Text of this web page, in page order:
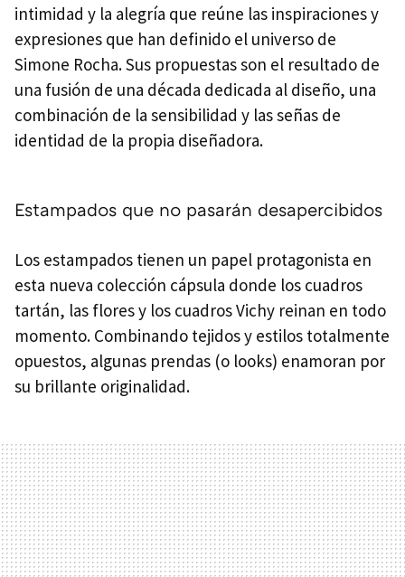
intimidad y la alegría que reúne las inspiraciones y
expresiones que han definido el universo de
Simone Rocha. Sus propuestas son el resultado de
una fusión de una década dedicada al diseño, una
combinación de la sensibilidad y las señas de
identidad de la propia diseñadora.
Estampados que no pasarán desapercibidos
Los estampados tienen un papel protagonista en
esta nueva colección cápsula donde los cuadros
tartán, las flores y los cuadros Vichy reinan en todo
momento. Combinando tejidos y estilos totalmente
opuestos, algunas prendas (o looks) enamoran por
su brillante originalidad.